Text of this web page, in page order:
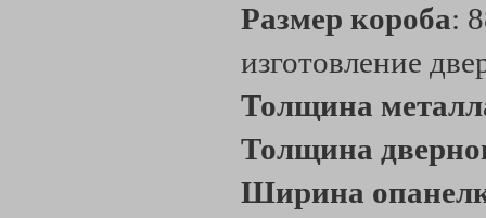
Размер короба:
изготовление
Толщина
Толщина
Ширина